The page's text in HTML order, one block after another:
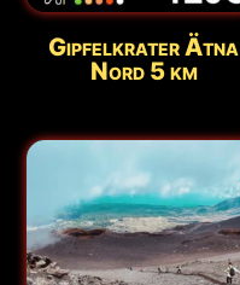
Gipfelkrater Ätna
Nord 5 km